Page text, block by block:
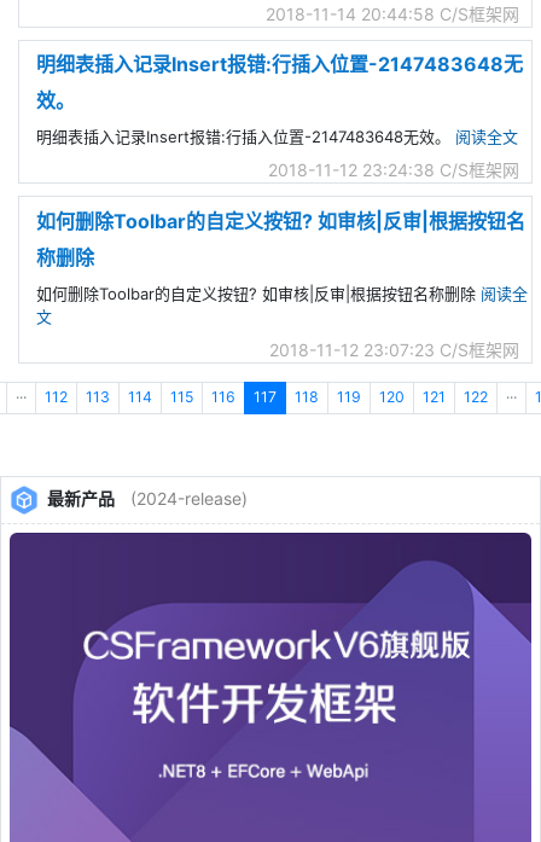
2018-11-14 20:44:58 C/S框架网
明细表插入记录Insert报错:行插入位置-2147483648无
效。
明细表插入记录Insert报错:行插入位置-2147483648无效。 阅读全文
2018-11-12 23:24:38 C/S框架网
如何删除Toolbar的自定义按钮? 如审核|反审|根据按钮名
称删除
如何删除Toolbar的自定义按钮? 如审核|反审|根据按钮名称删除 阅读全
文
2018-11-12 23:07:23 C/S框架网
··· 112 113 114 115 116 117 118 119 120 121 122 ···
最新产品 (2024-release)